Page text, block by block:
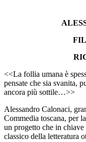
<<La follia umana è
pensate che sia svanita,
ancora più sottile…>>
Alessandro Calonaci,
Commedia toscana, per
un progetto che in
classico della letteratura